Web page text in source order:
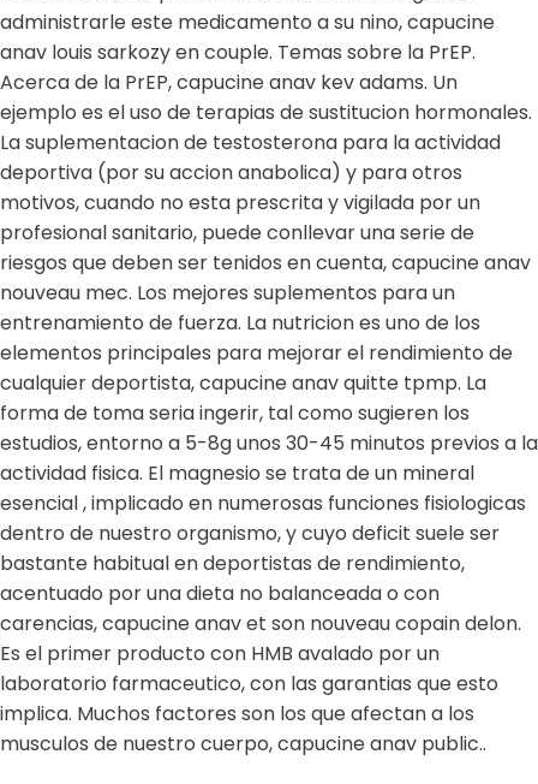
administrarle este medicamento a su nino, capucine
anav louis sarkozy en couple. Temas sobre la PrEP.
Acerca de la PrEP, capucine anav kev adams. Un
ejemplo es el uso de terapias de sustitucion hormonales.
La suplementacion de testosterona para la actividad
deportiva (por su accion anabolica) y para otros
motivos, cuando no esta prescrita y vigilada por un
profesional sanitario, puede conllevar una serie de
riesgos que deben ser tenidos en cuenta, capucine anav
nouveau mec. Los mejores suplementos para un
entrenamiento de fuerza. La nutricion es uno de los
elementos principales para mejorar el rendimiento de
cualquier deportista, capucine anav quitte tpmp. La
forma de toma seria ingerir, tal como sugieren los
estudios, entorno a 5-8g unos 30-45 minutos previos a la
actividad fisica. El magnesio se trata de un mineral
esencial , implicado en numerosas funciones fisiologicas
dentro de nuestro organismo, y cuyo deficit suele ser
bastante habitual en deportistas de rendimiento,
acentuado por una dieta no balanceada o con
carencias, capucine anav et son nouveau copain delon.
Es el primer producto con HMB avalado por un
laboratorio farmaceutico, con las garantias que esto
implica. Muchos factores son los que afectan a los
musculos de nuestro cuerpo, capucine anav public..